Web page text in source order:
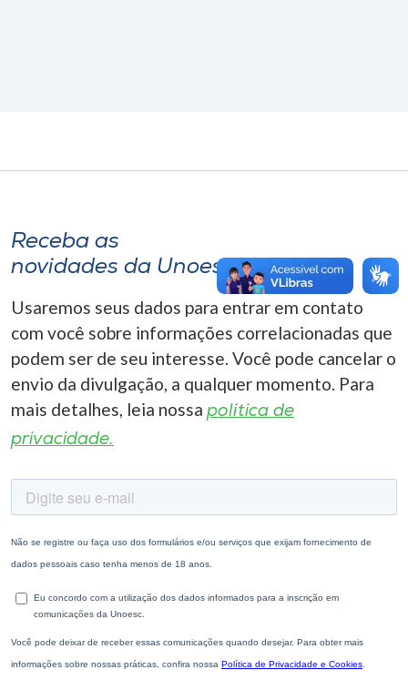
Receba as
novidades da Unoesc
Usaremos seus dados para entrar em contato
com você sobre informações correlacionadas que
podem ser de seu interesse. Você pode cancelar o
envio da divulgação, a qualquer momento. Para
mais detalhes, leia nossa política de
privacidade.